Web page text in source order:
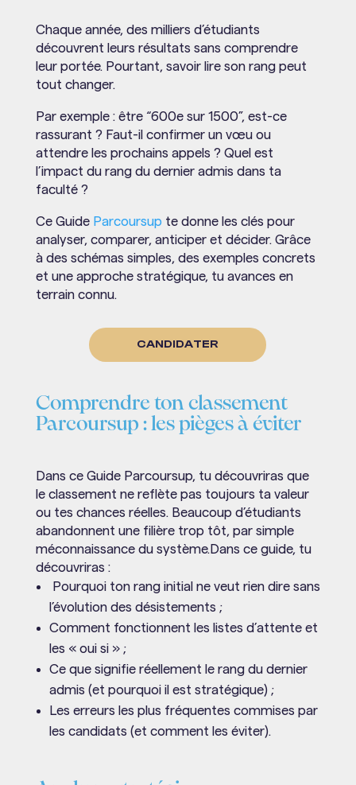
Chaque année, des milliers d’étudiants
découvrent leurs résultats sans comprendre
leur portée. Pourtant, savoir lire son rang peut
tout changer.
Par exemple : être “600e sur 1500”, est-ce
rassurant ? Faut-il confirmer un vœu ou
attendre les prochains appels ? Quel est
l’impact du rang du dernier admis dans ta
faculté ?
Ce Guide Parcoursupte donne les clés pour
analyser, comparer, anticiper et décider. Grâce
à des schémas simples, des exemples concrets
et une approche stratégique, tu avances en
terrain connu.
CANDIDATER
Comprendre ton classement
Parcoursup : les pièges à éviter
Dans ce Guide Parcoursup, tu découvriras que
le classement ne reflète pas toujours ta valeur
ou tes chances réelles. Beaucoup d’étudiants
abandonnent une filière trop tôt, par simple
méconnaissance du système.Dans ce guide, tu
découvriras :
Pourquoi ton rang initial ne veut rien dire sans
l’évolution des désistements ;
Comment fonctionnent les listes d’attente et
les « oui si » ;
Ce que signifie réellement le rang du dernier
admis (et pourquoi il est stratégique) ;
Les erreurs les plus fréquentes commises par
les candidats (et comment les éviter).